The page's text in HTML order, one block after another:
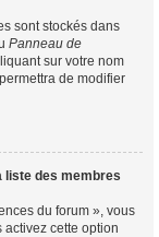
sont stockés dans
Panneau de
sur votre nom
de modifier
liste des membres
du forum », vous
activez cette option